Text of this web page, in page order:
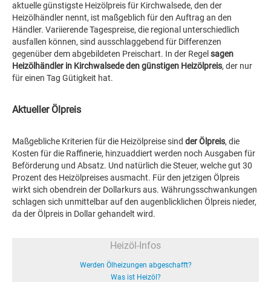
aktuelle günstigste Heizölpreis für Kirchwalsede, den der
Heizölhändler nennt, ist maßgeblich für den Auftrag an den
Händler. Variierende Tagespreise, die regional unterschiedlich
ausfallen können, sind ausschlaggebend für Differenzen
gegenüber dem abgebildeten Preischart. In der Regel sagen
Heizölhändler in Kirchwalsede den günstigen Heizölpreis, der nur
für einen Tag Gütigkeit hat.
Aktueller Ölpreis
Maßgebliche Kriterien für die Heizölpreise sind der Ölpreis, die
Kosten für die Raffinerie, hinzuaddiert werden noch Ausgaben für
Beförderung und Absatz. Und natürlich die Steuer, welche gut 30
Prozent des Heizölpreises ausmacht. Für den jetzigen Ölpreis
wirkt sich obendrein der Dollarkurs aus. Währungsschwankungen
schlagen sich unmittelbar auf den augenblicklichen Ölpreis nieder,
da der Ölpreis in Dollar gehandelt wird.
Heizöl-Infos
Werden Ölheizungen abgeschafft?
Was ist Heizöl?